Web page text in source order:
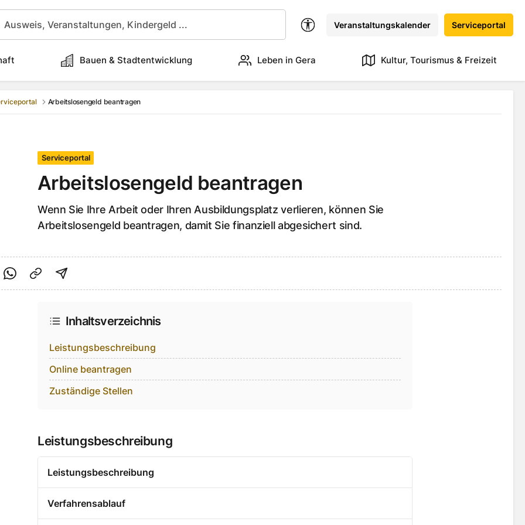
Veranstaltungskalender Serviceportal
Bauen & Stadtentwicklung Leben in Gera Kultur, Tourismus & Freizeit
Arbeitslosengeld beantragen
Serviceportal
Arbeitslosengeld beantragen
Wenn Sie Ihre Arbeit oder Ihren Ausbildungsplatz verlieren, können Sie
Arbeitslosengeld beantragen, damit Sie finanziell abgesichert sind.
teilen
Twitter teilen
Per Link teilen
shareViaEmail
Inhaltsverzeichnis
Leistungsbeschreibung
Online beantragen
Zuständige Stellen
Leistungsbeschreibung
Leistungsbeschreibung
Verfahrensablauf